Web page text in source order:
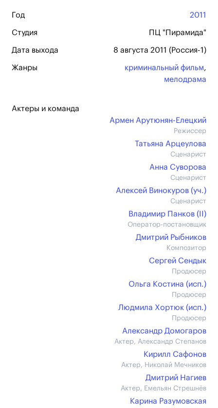
Год 2011
Студия ПЦ "Пирамида"
Дата выхода 8 августа 2011 (Россия-1)
Жанры криминальный фильм,
мелодрама
Актеры и команда
Армен Арутюнян-Елецкий
Режиссер
Татьяна Арцеулова
Сценарист
Анна Суворова
Сценарист
Алексей Винокуров (уч.)
Сценарист
Владимир Панков (II)
Оператор-постановщик
Дмитрий Рыбников
Композитор
Сергей Сендык
Продюсер
Ольга Костина (иcп.)
Продюсер
Людмила Хортюк (иcп.)
Продюсер
Александр Домогаров
Актер, Александр Степанов
Кирилл Сафонов
Актер, Николай Мечников
Дмитрий Нагиев
Актер, Емельян Стрешнёв
Карина Разумовская